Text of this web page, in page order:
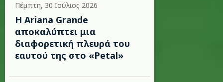
Πέμπτη, 30 Ιούλιος 2026
Η Ariana Grande
αποκαλύπτει μια
διαφορετική πλευρά του
εαυτού της στο «Petal»